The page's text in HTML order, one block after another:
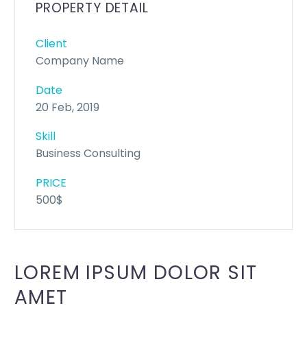
PROPERTY DETAIL
Client
Company Name
Date
20 Feb, 2019
Skill
Business Consulting
PRICE
500$
LOREM IPSUM DOLOR SIT
AMET